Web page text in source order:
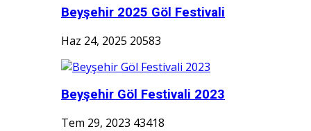
Beyşehir 2025 Göl Festivali
Haz 24, 2025 20583
Beyşehir Göl Festivali 2023
Tem 29, 2023 43418